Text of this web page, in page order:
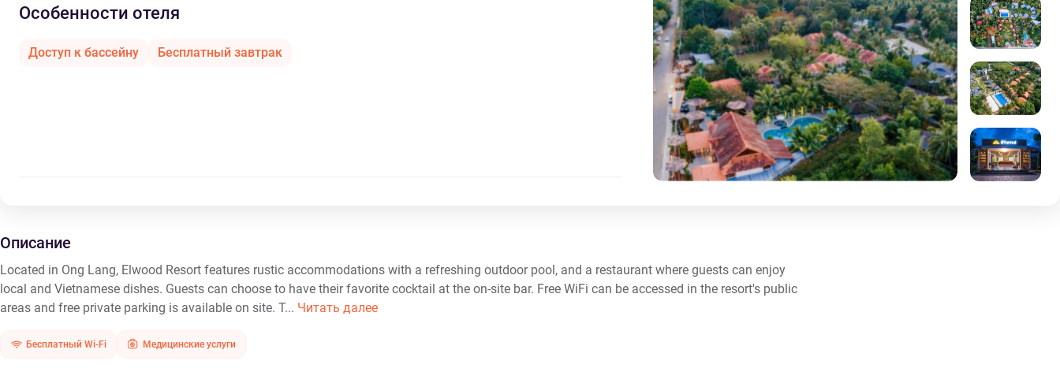
Особенности отеля
Доступ к бассейну Бесплатный завтрак
Описание
Located in Ong Lang, Elwood Resort features rustic accommodations with a refreshing outdoor pool, and a restaurant where guests can enjoy
local and Vietnamese dishes. Guests can choose to have their favorite cocktail at the on-site bar. Free WiFi can be accessed in the resort's public
areas and free private parking is available on site. T... Читать далее
Бесплатный Wi-Fi Медицинские услуги